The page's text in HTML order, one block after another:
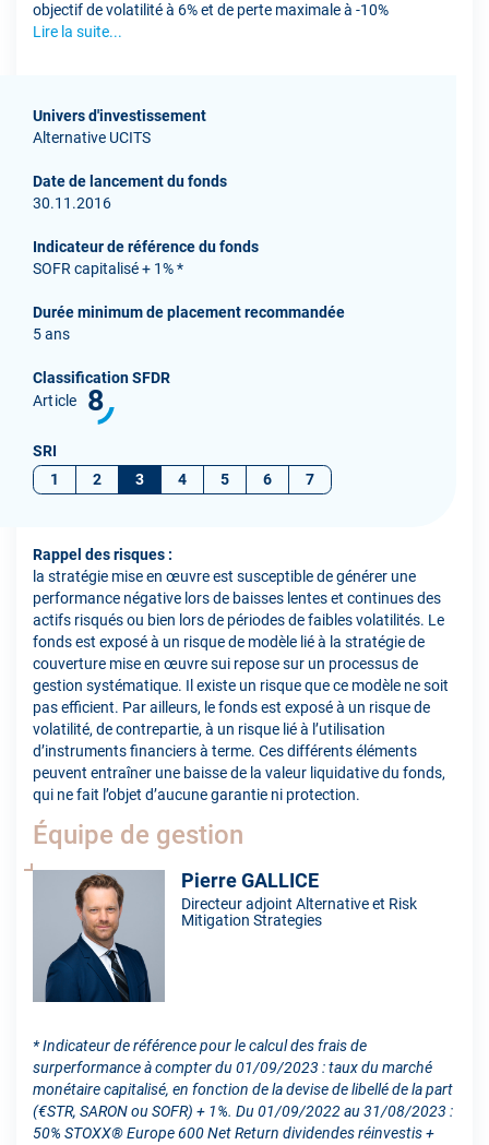
objectif de volatilité à 6% et de perte maximale à -10%
Lire la suite...
Univers d'investissement
Alternative UCITS
Date de lancement du fonds
30.11.2016
Indicateur de référence du fonds
SOFR capitalisé + 1% *
Durée minimum de placement recommandée
5 ans
Classification SFDR
Article
8
SRI
1
2 3 4 5 6 7
Rappel des risques :
la stratégie mise en œuvre est susceptible de générer une
performance négative lors de baisses lentes et continues des
actifs risqués ou bien lors de périodes de faibles volatilités. Le
fonds est exposé à un risque de modèle lié à la stratégie de
couverture mise en œuvre sui repose sur un processus de
gestion systématique. Il existe un risque que ce modèle ne soit
pas efficient. Par ailleurs, le fonds est exposé à un risque de
volatilité, de contrepartie, à un risque lié à l’utilisation
d’instruments financiers à terme. Ces différents éléments
peuvent entraîner une baisse de la valeur liquidative du fonds,
qui ne fait l’objet d’aucune garantie ni protection.
Équipe de gestion
Pierre GALLICE
Directeur adjoint Alternative et Risk
Mitigation Strategies
* Indicateur de référence pour le calcul des frais de
surperformance à compter du 01/09/2023 : taux du marché
monétaire capitalisé, en fonction de la devise de libellé de la part
(€STR, SARON ou SOFR) + 1%. Du 01/09/2022 au 31/08/2023 :
50% STOXX® Europe 600 Net Return dividendes réinvestis +